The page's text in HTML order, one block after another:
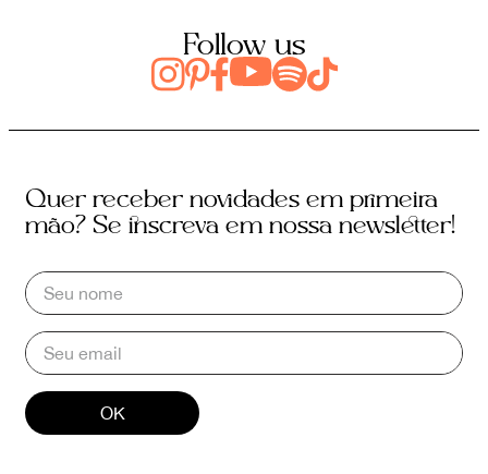
Follow us
Quer receber novidades em primeira
mão? Se inscreva em nossa newsletter!
OK